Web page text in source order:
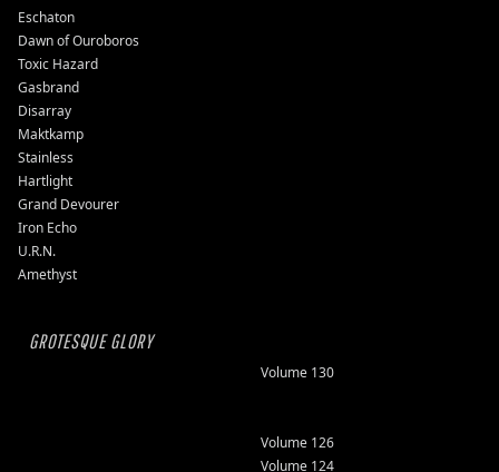
Eschaton
Dawn of Ouroboros
Toxic Hazard
Gasbrand
Disarray
Maktkamp
Stainless
Hartlight
Grand Devourer
Iron Echo
U.R.N.
Amethyst
GROTESQUE GLORY
Volume 130
Volume 126
Volume 124